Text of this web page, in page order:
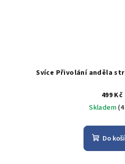
Svíce Přivolání anděla
499 Kč
Skladem
Do